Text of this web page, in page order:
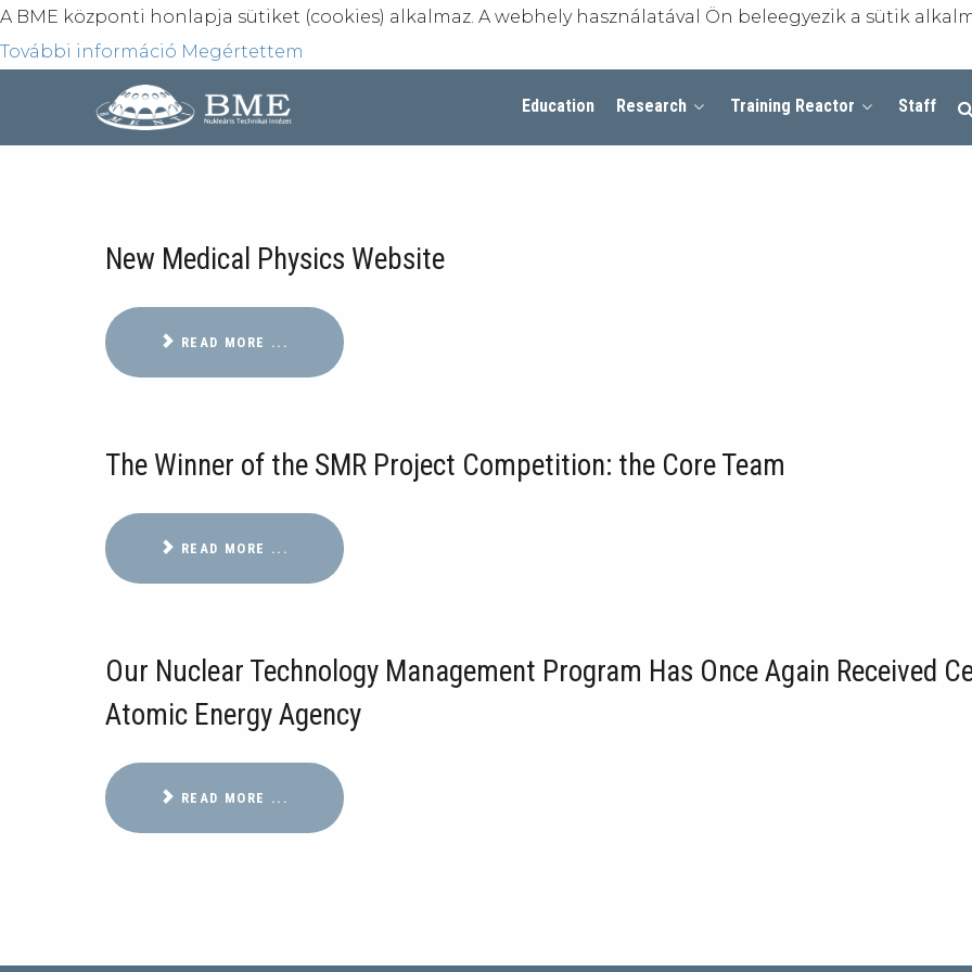
A BME központi honlapja sütiket (cookies) alkalmaz. A webhely használatával Ön beleegyezik a sütik
További információ Megértettem
Education Research Training Reactor Staff
New Medical Physics Website
READ MORE ...
The Winner of the SMR Project Competition: the Core Team
READ MORE ...
Our Nuclear Technology Management Program Has Once Again Received
Atomic Energy Agency
READ MORE ...